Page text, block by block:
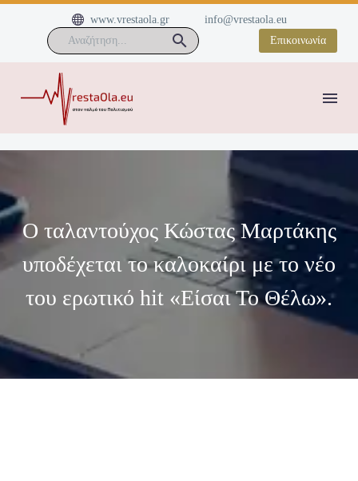

 www.vrestaola.gr
info@vrestaola.eu
Επικοινωνία
Ο ταλαντούχος Κώστας Μαρτάκης
υποδέχεται το καλοκαίρι με το νέο
του ερωτικό hit «Είσαι Το Θέλω».